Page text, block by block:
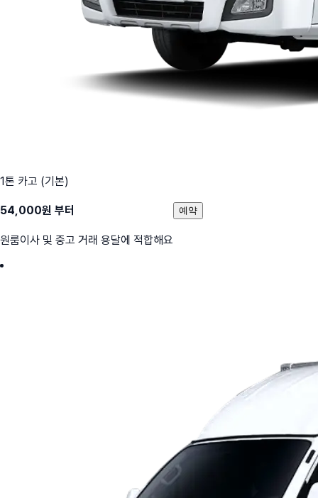
1톤 카고 (기본)
54,000원 부터
원룸이사 및 중고 거래 용달에 적합해요
예약